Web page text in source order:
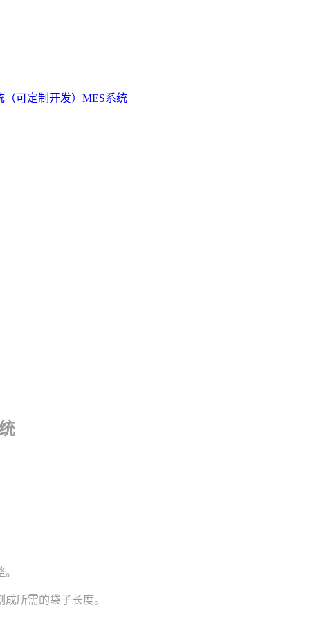
可定制开发） MES系统
所需的袋子长度。